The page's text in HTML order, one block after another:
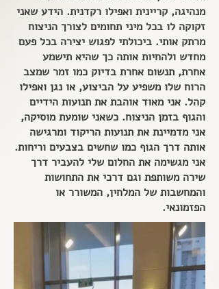
מנהיגה, קריינית ואפילו רקדנית. הידע שאני
זקוקה לו בכל מיני תחומים לצורך הניצוח
מרתק אותי. ביכולתי לפגוש יצירה בכל פעם
מחדש ולהחיות אותה כך שהיא תישמע
אחרת, תנשום אחרת בדיוק כמו זמר שמצב
הרוח שלו משפיע על הביצוע, או נגן ואפילו
קהל. אני מאוד אוהבת את תנועות הידיים
והגוף בזמן הניצוח. כשאני שומעת מוסיקה,
אני מדמיינת את תנועות הריקוד ומרגישה
אותה דרך הגוף כמו שחשים בצבעים וריחות.
אני מגשימה את החלום שלי להעביר דרך
שירה משותפת וגם דרכי את התחושות
והמחשבות של המלחין, המשורר או
הפזמונאי.